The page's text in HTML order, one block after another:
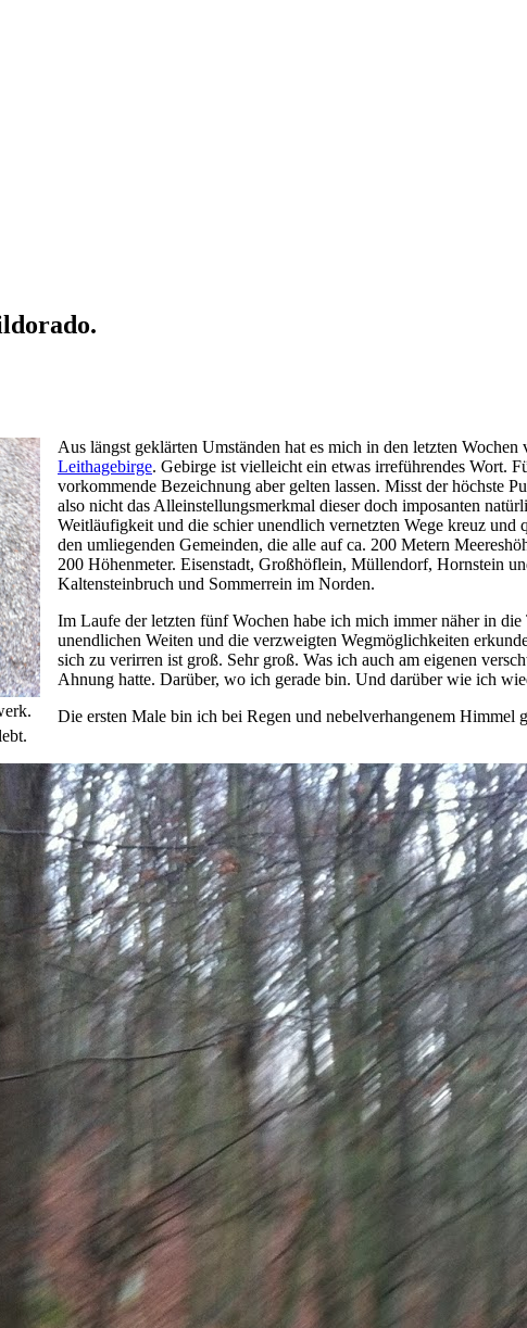
Aus längst geklärten Umständen hat es mich in den letzten
Leithagebirge. Gebirge ist vielleicht ein etwas irreführendes Wort.
vorkommende Bezeichnung aber gelten lassen. Misst der höchste
also nicht das Alleinstellungsmerkmal dieser doch imposanten
Weitläufigkeit und die schier unendlich vernetzten Wege kreuz
den umliegenden Gemeinden, die alle auf ca. 200 Metern
200 Höhenmeter. Eisenstadt, Großhöflein, Müllendorf, Hornstein
Kaltensteinbruch und Sommerrein im Norden.
Im Laufe der letzten fünf Wochen habe ich mich immer näher in
unendlichen Weiten und die verzweigten Wegmöglichkeiten
sich zu verirren ist groß. Sehr groß. Was ich auch am eigenen
Ahnung hatte. Darüber, wo ich gerade bin. Und darüber wie ich
Die ersten Male bin ich bei Regen und nebelverhangenem Himmel